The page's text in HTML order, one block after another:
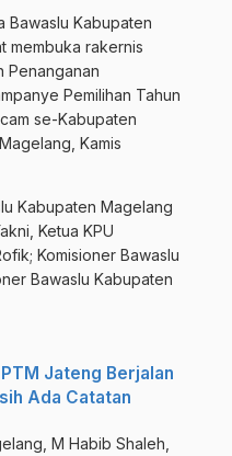
Bawaslu Kabupaten
membuka rakernis
Penanganan
Pemilihan Tahun
se-Kabupaten
Kamis
Kabupaten Magelang
Ketua KPU
Komisioner Bawaslu
Bawaslu Kabupaten
Jateng Berjalan
Ada Catatan
M Habib Shaleh,